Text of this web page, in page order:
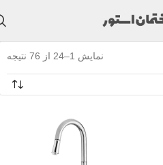
نمایش 1–24 از 76 نتیجه